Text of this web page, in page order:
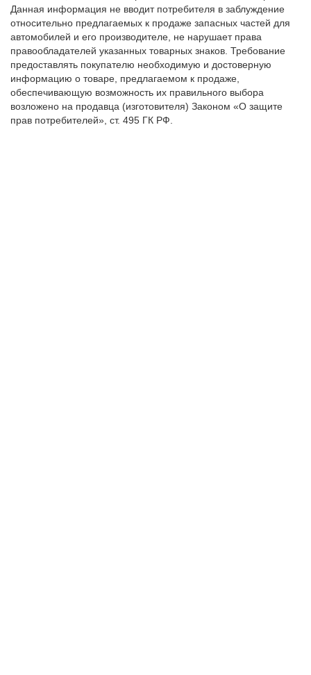
Данная информация не вводит потребителя в заблуждение
относительно предлагаемых к продаже запасных частей для
автомобилей и его производителе, не нарушает права
правообладателей указанных товарных знаков. Требование
предоставлять покупателю необходимую и достоверную
информацию о товаре, предлагаемом к продаже,
обеспечивающую возможность их правильного выбора
возложено на продавца (изготовителя) Законом «О защите
прав потребителей», ст. 495 ГК РФ.